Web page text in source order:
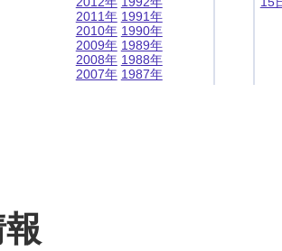
2011年
2010年
2009年
2008年
2007年
1991年
1990年
1989年
1988年
1987年